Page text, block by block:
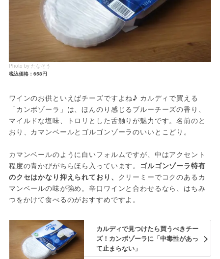
Photo by たなそう
税込価格：658円
ワインのお供といえばチーズですよね♪ カルディで買える
「カンボゾーラ」は、ほんのり感じるブルーチーズの香り、
マイルドな塩味、トロリとした舌触りが魅力です。名前のと
おり、カマンベールとゴルゴンゾーラのいいとこどり。
カマンベールのように白いフォルムですが、中はアクセント
程度の青かびがちらほら入っています。 ゴルゴンゾーラ特有
のクセはかなり抑えられており、 クリーミーでコクのあるカ
マンベールの味が強め。辛口ワインと合わせるなら、はちみ
つをかけて食べるのがおすすめですよ。
カルディで見つけたら買うべきチー
ズ！カンボゾーラに「中毒性があっ
て止まらない」